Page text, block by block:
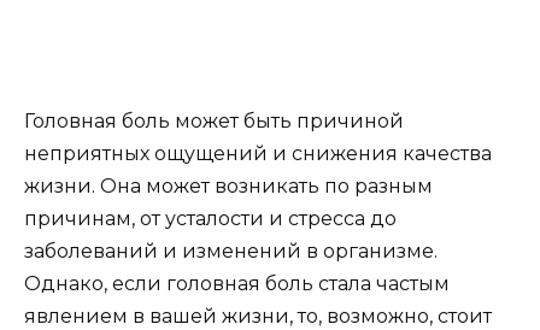
Головная боль может быть причиной
неприятных ощущений и снижения качества
жизни. Она может возникать по разным
причинам, от усталости и стресса до
заболеваний и изменений в организме.
Однако, если головная боль стала частым
явлением в вашей жизни, то, возможно, стоит